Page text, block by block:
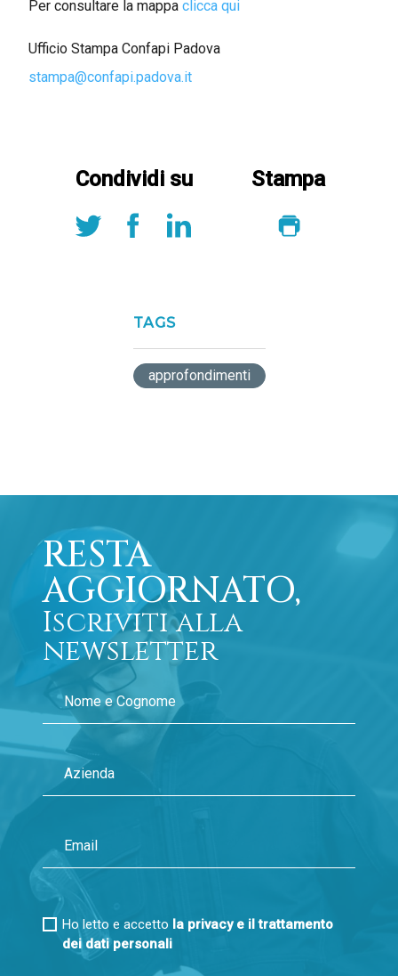
Per consultare la mappa clicca qui
Ufficio Stampa Confapi Padova
stampa@confapi.padova.it
Condividi su Stampa
TAGS
approfondimenti
RESTA
AGGIORNATO,
Iscriviti alla
newsletter
Ho letto e accetto la privacy e il trattamento
dei dati personali